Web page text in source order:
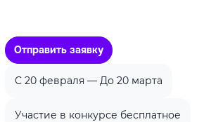
Отправить заявку
C 20 февраля — До 20 марта
Участие в конкурсе бесплатное